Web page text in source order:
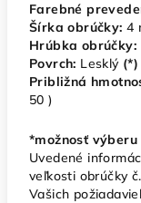
Farebné
Šírka obrúčky: 4
Hrúbka obrúčky:
Povrch: Lesklý (*)
Približná
50 )
*možnosť
Uvedené
veľkosti obrúčky
Vašich